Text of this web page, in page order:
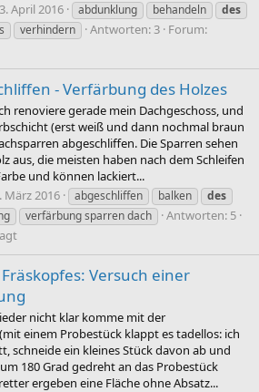
April 2016 abdunklung behandeln
des
verhindern Antworten: 3 Forum:
- Verfärbung des Holzes
renoviere gerade mein Dachgeschoss, und
(erst weiß und dann nochmal braun
abgeschliffen. Die Sparren sehen
aus, die meisten haben nach dem Schleifen
und können lackiert...
März 2016 abgeschliffen balken
des
verfärbung sparren dach
Antworten: 5
Versuch einer
nicht klar komme mit der
einem Probestück klappt es tadellos: ich
schneide ein kleines Stück davon ab und
180 Grad gedreht an das Probestück
ergeben eine Fläche ohne Absatz...